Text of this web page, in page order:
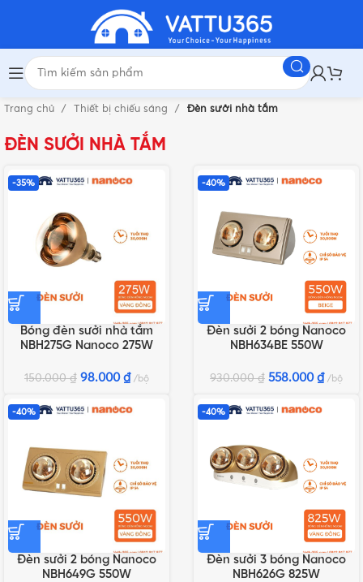
Trang chủ Thiết bị chiếu sáng Đèn sưởi nhà tắm
ĐÈN SƯỞI NHÀ TẮM
-35%
Bóng đèn sưởi nhà tắm
NBH275G Nanoco 275W
150.000₫ 98.000 ₫ bộ
-40%
Đèn sưởi 2 bóng Nanoco
NBH634BE 550W
930.000₫ 558.000 ₫ bộ
-40%
Đèn sưởi 2 bóng Nanoco
NBH649G 550W
-40%
Đèn sưởi 3 bóng Nanoco
NBH626G 825W